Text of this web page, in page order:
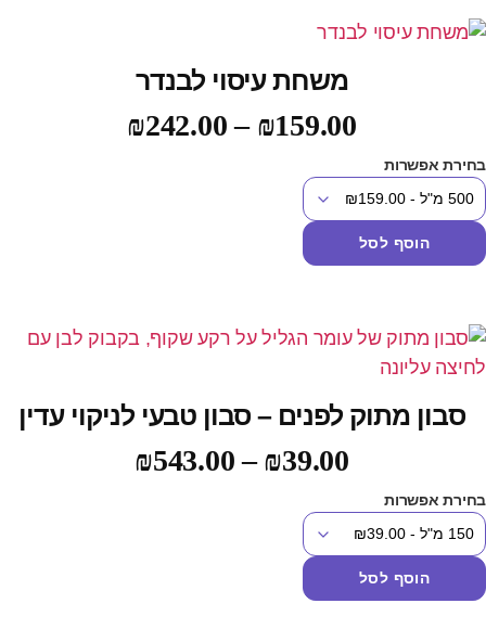
משחת עיסוי לבנדר
₪159.00
–
₪242.00
אפשרות
הוסף לסל
סבון מתוק לפנים – סבון טבעי לניקוי עדין
₪39.00
–
₪543.00
אפשרות
הוסף לסל